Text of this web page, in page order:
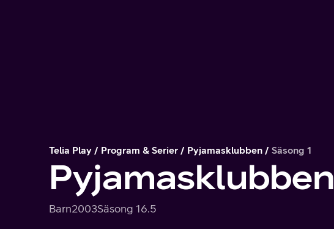
Telia Play Program & Serier Pyjamasklubben Säsong 1
Pyjamasklubben
Barn2003Säsong 16.5